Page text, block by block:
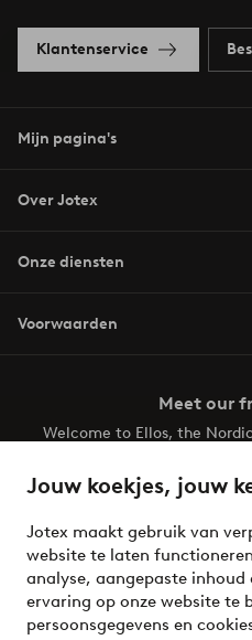
Jouw koekjes, jouw
Jotex maakt gebruik van
website te laten
analyse, aangepaste inhoud
ervaring op onze website te
persoonsgegevens en
Klantenservice
Mijn pagina's
Over Jotex
Onze diensten
Voorwaarden
Meet our
Welcome to Ellos, the
your wardrobe. Your